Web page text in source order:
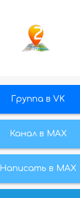
Группа в VK
Канал в МАХ
Написать в MAX